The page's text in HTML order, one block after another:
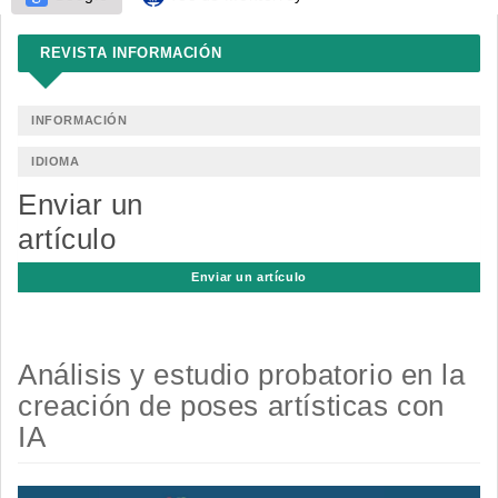
REVISTA INFORMACIÓN
INFORMACIÓN
IDIOMA
Enviar un
artículo
Enviar un artículo
Análisis y estudio probatorio en la
creación de poses artísticas con
IA